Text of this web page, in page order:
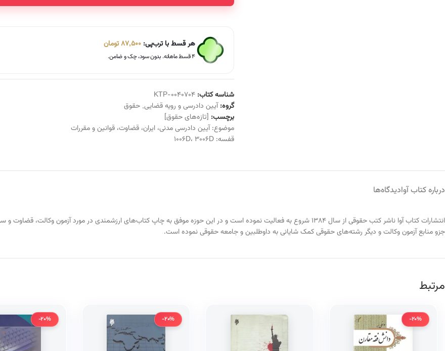
هر قسط با ترب‌پی:87,500تومان
۴ قسط ماهانه. بدون سود، چک و ضامن.
شناسه کتاب:KTP-0040704
گروه: آیین دادرسی و رویه قضایی, حقوق
برچسب: [تازه‌های حقوق]
موضوع:آیین دادرسی مدنی،ایران،قضاوت،قوانین و مقررات
قفسه:
1006D، 3006D
درباره کتاب آوادیدگاه‌ها
انتشارات کتاب آوا ناشر کتب حقوقی از سال 1384 شروع به فعالیت نموده است و در این حوزه موفق به چاپ کتاب‌های ارزشمندی در مورد
جزو منابع آزمون وکالت و دیگر رشته‌های حقوقی کمک شایانی به داوطلبین و جامعه حقوقی نموده است.
مرتبط
-20%
-20%
-20%